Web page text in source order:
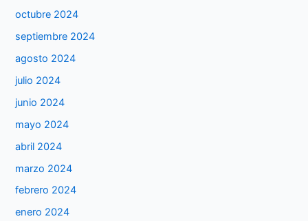
octubre 2024
septiembre 2024
agosto 2024
julio 2024
junio 2024
mayo 2024
abril 2024
marzo 2024
febrero 2024
enero 2024